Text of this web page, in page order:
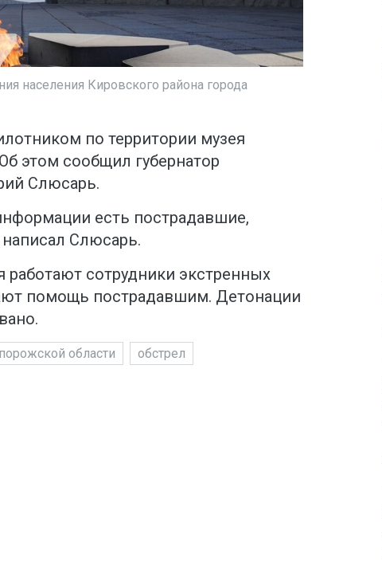
населения Кировского района города
по территории музея
этом сообщил губернатор
Слюсарь.
есть пострадавшие,
Слюсарь.
сотрудники экстренных
помощь пострадавшим. Детонации
области обстрел